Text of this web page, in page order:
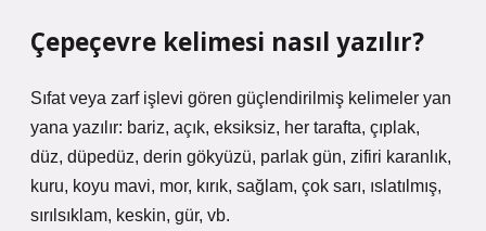
Çepeçevre kelimesi nasıl yazılır?
Sıfat veya zarf işlevi gören güçlendirilmiş kelimeler yan
yana yazılır: bariz, açık, eksiksiz, her tarafta, çıplak,
düz, düpedüz, derin gökyüzü, parlak gün, zifiri karanlık,
kuru, koyu mavi, mor, kırık, sağlam, çok sarı, ıslatılmış,
sırılsıklam, keskin, gür, vb.